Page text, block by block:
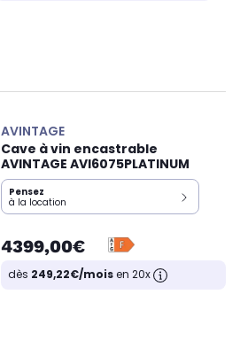
AVINTAGE
Cave à vin encastrable
AVINTAGE AVI6075PLATINUM
Pensez
à la location
4399,00€
dès 249,22€/moisen 20x